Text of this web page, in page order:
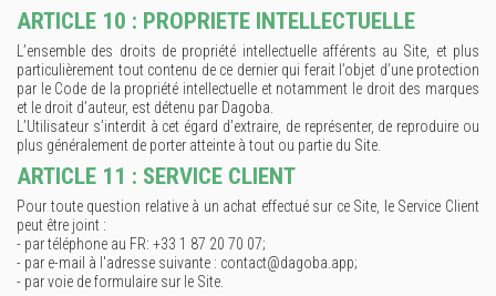
ARTICLE 10 : PROPRIETE INTELLECTUELLE
L’ensemble des droits de propriété intellectuelle afférents au Site, et plus
particulièrement tout contenu de ce dernier qui ferait l’objet d’une protection
par le Code de la propriété intellectuelle et notamment le droit des marques
et le droit d’auteur, est détenu par Dagoba.
L’Utilisateur s’interdit à cet égard d’extraire, de représenter, de reproduire ou
plus généralement de porter atteinte à tout ou partie du Site.
ARTICLE 11 : SERVICE CLIENT
Pour toute question relative à un achat effectué sur ce Site, le Service Client
peut être joint :
- par téléphone au FR: +33 1 87 20 70 07;
- par e-mail à l'adresse suivante : contact@dagoba.app;
- par voie de formulaire sur le Site.